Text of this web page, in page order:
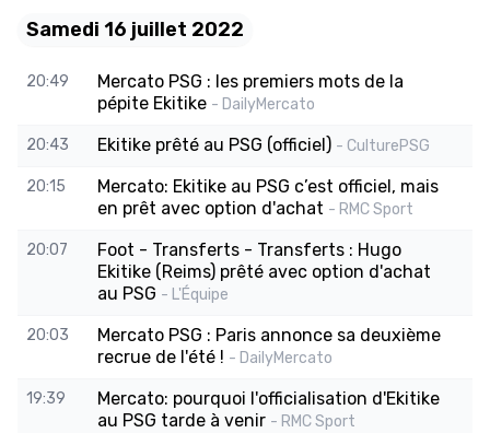
Samedi 16 juillet 2022
20:49
Mercato PSG : les premiers mots de la
pépite Ekitike - DailyMercato
20:43 Ekitike prêté au PSG (officiel) - CulturePSG
20:15
Mercato: Ekitike au PSG c’est officiel, mais
en prêt avec option d'achat - RMC Sport
20:07
Foot - Transferts - Transferts : Hugo
Ekitike (Reims) prêté avec option d'achat
au PSG - L'Équipe
20:03
Mercato PSG : Paris annonce sa deuxième
recrue de l'été ! - DailyMercato
19:39
Mercato: pourquoi l'officialisation d'Ekitike
au PSG tarde à venir - RMC Sport